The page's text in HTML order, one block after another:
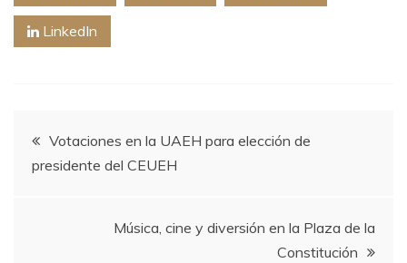
LinkedIn
Navegación
de
entradas
Votaciones en la UAEH para elección de
presidente del CEUEH
Música, cine y diversión en la Plaza de la
Constitución